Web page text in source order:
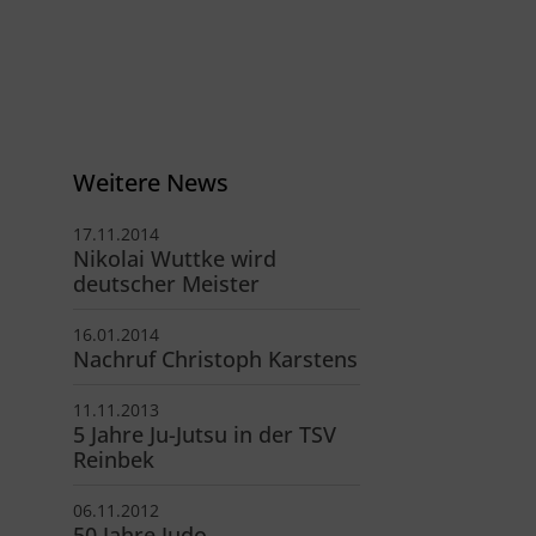
Weitere News
17.11.2014
Nikolai Wuttke wird
deutscher Meister
16.01.2014
Nachruf Christoph Karstens
11.11.2013
5 Jahre Ju-Jutsu in der TSV
Reinbek
06.11.2012